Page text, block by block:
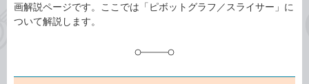
画解説ページです。ここでは「ピボットグラフ／スライサー」に
ついて解説します。